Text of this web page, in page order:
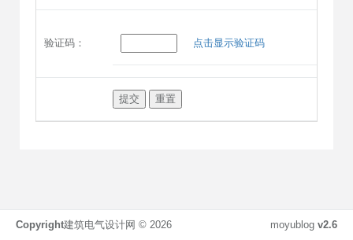
验证码： 点击显示验证码
moyublog v2.6
Copyright建筑电气设计网 © 2026